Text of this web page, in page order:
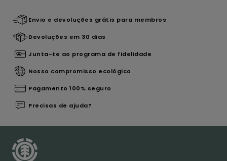
Envio e devoluções grátis para membros
Devoluções em 30 dias
Junta-te ao programa de fidelidade
Nosso compromisso ecológico
Pagamento 100% seguro
Precisas de ajuda?